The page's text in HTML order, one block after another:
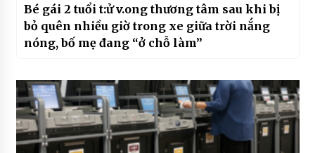
Bé gái 2 tuổi t:ử v.ong thương tâm sau khi bị
bỏ quên nhiều giờ trong xe giữa trời nắng
nóng, bố mẹ đang “ở chỗ làm”